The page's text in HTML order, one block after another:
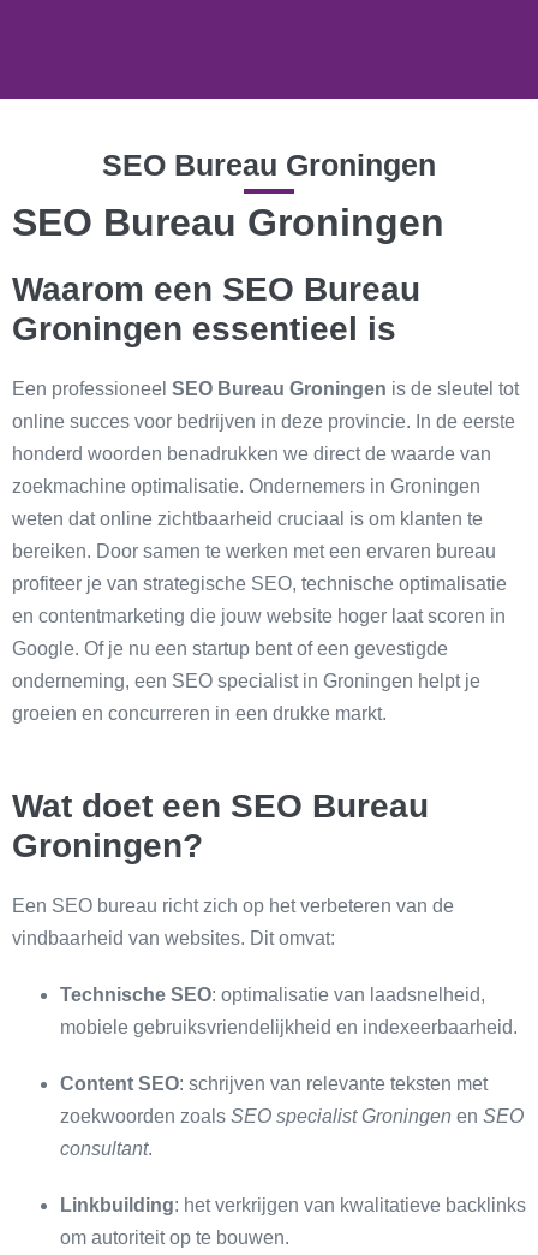
SEO Bureau Groningen
SEO Bureau Groningen
Waarom een SEO Bureau
Groningen essentieel is
Een professioneel SEO Bureau Groningen is de sleutel tot
online succes voor bedrijven in deze provincie. In de eerste
honderd woorden benadrukken we direct de waarde van
zoekmachine optimalisatie. Ondernemers in Groningen
weten dat online zichtbaarheid cruciaal is om klanten te
bereiken. Door samen te werken met een ervaren bureau
profiteer je van strategische SEO, technische optimalisatie
en contentmarketing die jouw website hoger laat scoren in
Google. Of je nu een startup bent of een gevestigde
onderneming, een SEO specialist in Groningen helpt je
groeien en concurreren in een drukke markt.
Wat doet een SEO Bureau
Groningen?
Een SEO bureau richt zich op het verbeteren van de
vindbaarheid van websites. Dit omvat:
Technische SEO: optimalisatie van laadsnelheid,
mobiele gebruiksvriendelijkheid en indexeerbaarheid.
Content SEO: schrijven van relevante teksten met
zoekwoorden zoals SEO specialist Groningen en SEO
consultant.
Linkbuilding: het verkrijgen van kwalitatieve backlinks
om autoriteit op te bouwen.